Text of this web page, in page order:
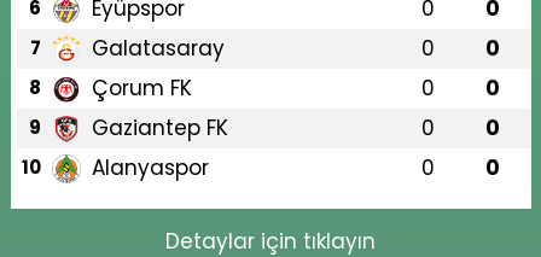
6 Eyüpspor 0 0
7 Galatasaray 0 0
8 Çorum FK 0 0
9 Gaziantep FK 0 0
10 Alanyaspor 0 0
Detaylar için tıklayın